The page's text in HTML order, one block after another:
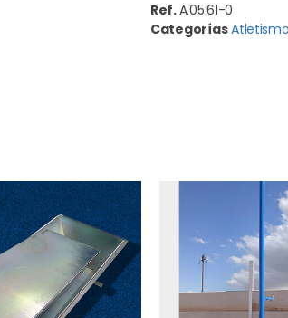
Ref.A.05.61-0
CategoríasAtletismo